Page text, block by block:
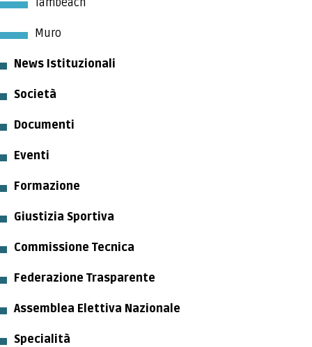
Tambeach
Muro
News Istituzionali
Società
Documenti
Eventi
Formazione
Giustizia Sportiva
Commissione Tecnica
Federazione Trasparente
Assemblea Elettiva Nazionale
Specialità